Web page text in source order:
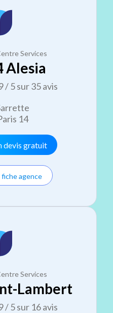
Services
Alesia
/ 5 sur 35 avis
14
devis gratuit
fiche agence
Services
Lambert
/ 5 sur 16 avis